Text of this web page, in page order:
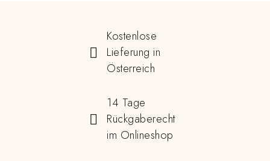
Kostenlose
Lieferung in
Österreich
14 Tage
Rückgaberecht
im Onlineshop